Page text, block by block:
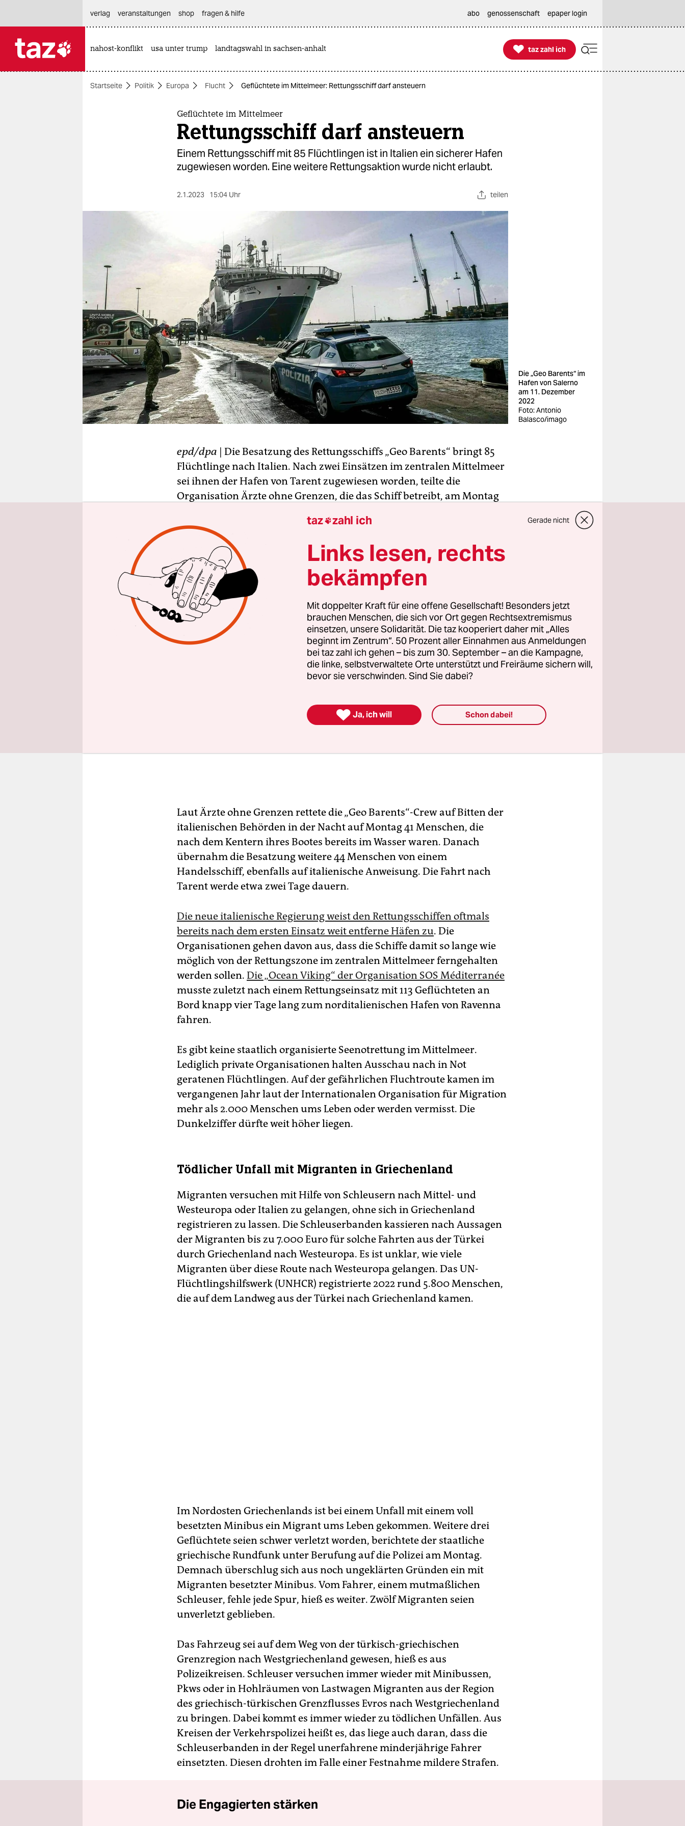
themen
wahrheit
verlag
verlag
veranstaltungen
shop
fragen & hilfe
unterstützen
abo
verlag
veranstaltungen shop fragen & hilfe abo genossenschaft epaper login
nahost-konflikt usa unter trump landtagswahl in sachsen-anhalt 
taz zahl ich
taz zahl ich
Startseite Politik Europa Flucht Geflüchtete im Mittelmeer: Rettungsschiff darf ansteuern
Geflüchtete im Mittelmeer
Rettungsschiff darf ansteuern
Einem Rettungsschiff mit 85 Flüchtlingen ist in Italien ein sicherer Hafen
zugewiesen worden. Eine weitere Rettungsaktion wurde nicht erlaubt.
2.1.2023 15:04 Uhr teilen
Die „Geo Barents“ im
Hafen von Salerno
am 11. Dezember
2022
Foto: Antonio
Balasco/imago
epd/dpa | Die Besatzung des Rettungsschiffs „Geo Barents“ bringt 85
Flüchtlinge nach Italien. Nach zwei Einsätzen im zentralen Mittelmeer
sei ihnen der Hafen von Tarent zugewiesen worden, teilte die
Organisation Ärzte ohne Grenzen, die das Schiff betreibt, am Montag
Die Notruf-Organisation Alarm Phone hatte die Crew auf ein Boot in
Seenot aufmerksam gemacht. Der Notfall habe den italienischen
Zuständigen zufolge von Libyen übernommen werden sollen. Libyen ist
für Geflüchtete kein sicheres Land, ihnen drohen dort Not, Gewalt,
Zwangsarbeit und Internierung.
Laut Ärzte ohne Grenzen rettete die „Geo Barents“-Crew auf Bitten der
italienischen Behörden in der Nacht auf Montag 41 Menschen, die
nach dem Kentern ihres Bootes bereits im Wasser waren. Danach
übernahm die Besatzung weitere 44 Menschen von einem
Handelsschiff, ebenfalls auf italienische Anweisung. Die Fahrt nach
Tarent werde etwa zwei Tage dauern.
Die neue italienische Regierung weist den Rettungsschiffen oftmals
bereits nach dem ersten Einsatz weit entferne Häfen zu. Die
Organisationen gehen davon aus, dass die Schiffe damit so lange wie
möglich von der Rettungszone im zentralen Mittelmeer ferngehalten
werden sollen. Die „Ocean Viking“ der Organisation SOS Méditerranée
musste zuletzt nach einem Rettungseinsatz mit 113 Geflüchteten an
Bord knapp vier Tage lang zum norditalienischen Hafen von Ravenna
fahren.
Es gibt keine staatlich organisierte Seenotrettung im Mittelmeer.
Lediglich private Organisationen halten Ausschau nach in Not
geratenen Flüchtlingen. Auf der gefährlichen Fluchtroute kamen im
vergangenen Jahr laut der Internationalen Organisation für Migration
mehr als 2.000 Menschen ums Leben oder werden vermisst. Die
Dunkelziffer dürfte weit höher liegen.
Tödlicher Unfall mit Migranten in Griechenland
Migranten versuchen mit Hilfe von Schleusern nach Mittel- und
Westeuropa oder Italien zu gelangen, ohne sich in Griechenland
registrieren zu lassen. Die Schleuserbanden kassieren nach Aussagen
der Migranten bis zu 7.000 Euro für solche Fahrten aus der Türkei
durch Griechenland nach Westeuropa. Es ist unklar, wie viele
Migranten über diese Route nach Westeuropa gelangen. Das UN-
Flüchtlingshilfswerk (UNHCR) registrierte 2022 rund 5.800 Menschen,
die auf dem Landweg aus der Türkei nach Griechenland kamen.
Im Nordosten Griechenlands ist bei einem Unfall mit einem voll
besetzten Minibus ein Migrant ums Leben gekommen. Weitere drei
Geflüchtete seien schwer verletzt worden, berichtete der staatliche
griechische Rundfunk unter Berufung auf die Polizei am Montag.
Demnach überschlug sich aus noch ungeklärten Gründen ein mit
Migranten besetzter Minibus. Vom Fahrer, einem mutmaßlichen
Schleuser, fehle jede Spur, hieß es weiter. Zwölf Migranten seien
unverletzt geblieben.
Das Fahrzeug sei auf dem Weg von der türkisch-griechischen
Grenzregion nach Westgriechenland gewesen, hieß es aus
Polizeikreisen. Schleuser versuchen immer wieder mit Minibussen,
Pkws oder in Hohlräumen von Lastwagen Migranten aus der Region
des griechisch-türkischen Grenzflusses Evros nach Westgriechenland
zu bringen. Dabei kommt es immer wieder zu tödlichen Unfällen. Aus
Kreisen der Verkehrspolizei heißt es, das liege auch daran, dass die
Schleuserbanden in der Regel unerfahrene minderjährige Fahrer
einsetzten. Diesen drohten im Falle einer Festnahme mildere Strafen.
Die Engagierten stärken
taz zahl ich Gerade nicht
Links lesen, rechts
bekämpfen
Mit doppelter Kraft für eine offene Gesellschaft! Besonders jetzt
brauchen Menschen, die sich vor Ort gegen Rechtsextremismus
einsetzen, unsere Solidarität. Die taz kooperiert daher mit „Alles
beginnt im Zentrum“. 50 Prozent aller Einnahmen aus Anmeldungen
bei taz zahl ich gehen – bis zum 30. September – an die Kampagne,
die linke, selbstverwaltete Orte unterstützt und Freiräume sichern will,
bevor sie verschwinden. Sind Sie dabei?
 Ja, ich will Schon dabei!